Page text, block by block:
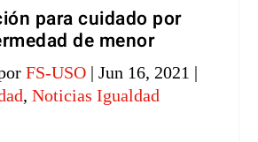
para cuidado por
de menor
FS-USO | Jun 16, 2021 |
, Noticias Igualdad